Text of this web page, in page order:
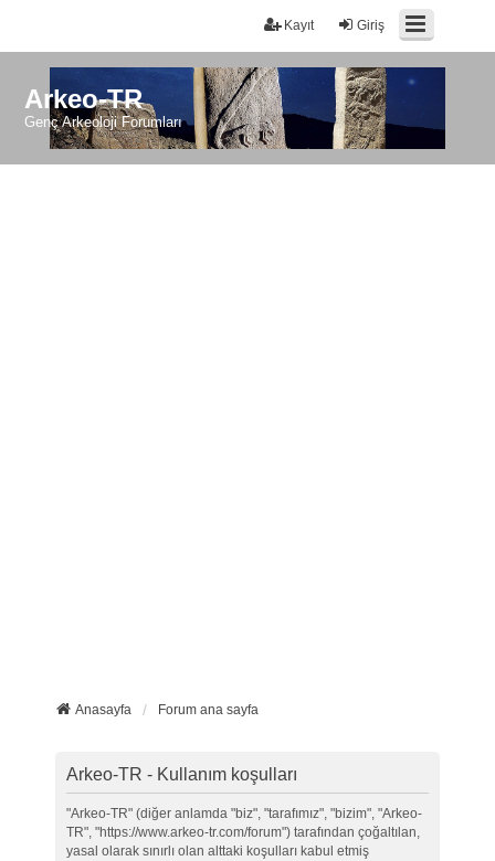
Giriş
Kayıt
Arkeo-TR
Genç Arkeoloji Forumları
Anasayfa Forum ana sayfa
Arkeo-TR - Kullanım koşulları
"Arkeo-TR" (diğer anlamda "biz", "tarafımız", "bizim", "Arkeo-
TR", "https://www.arkeo-tr.com/forum") tarafından çoğaltılan,
yasal olarak sınırlı olan alttaki koşulları kabul etmiş